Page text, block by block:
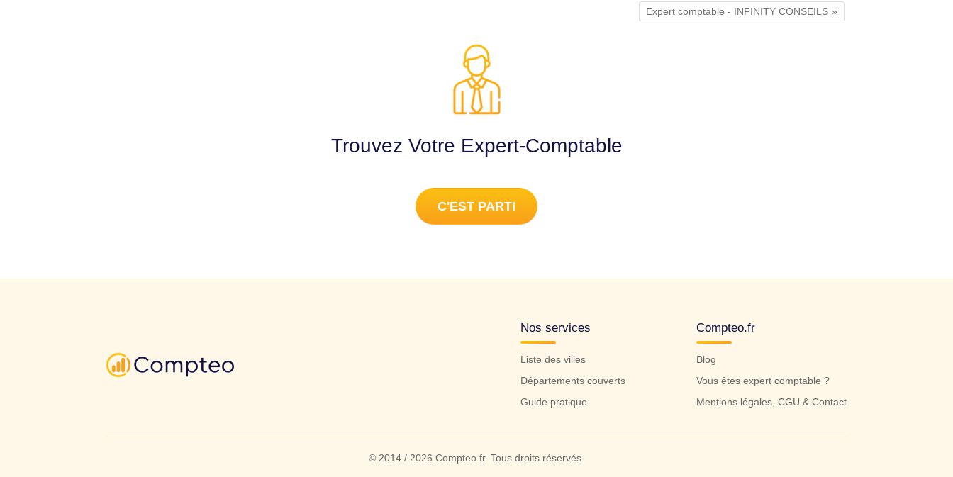
Expert comptable - INFINITY CONSEILS
Trouvez Votre Expert-Comptable
C'EST PARTI
Nos services
Liste des villes
Départements couverts
Guide pratique
Compteo.fr
Blog
Vous êtes expert comptable ?
Mentions légales, CGU & Contact
© 2014 / 2026 Compteo.fr. Tous droits réservés.